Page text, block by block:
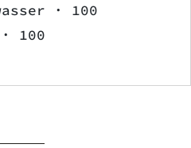
· 100
100